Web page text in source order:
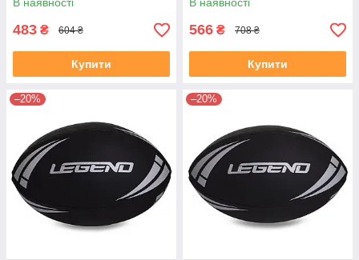
483 ₴ 604 ₴
Купити
566 ₴ 708 ₴
Купити
–20% –20%